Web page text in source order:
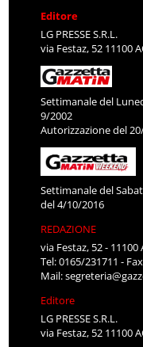
Editore
LG PRESSE S.R.L.
via Festaz, 52 11100
Settimanale del
9/2002
Autorizzazione del
Settimanale del
del 4/10/2016
REDAZIONE
via Festaz, 52 - 11100
Tel: 0165/231711 -
Mail:
Editore
LG PRESSE S.R.L.
via Festaz, 52 11100